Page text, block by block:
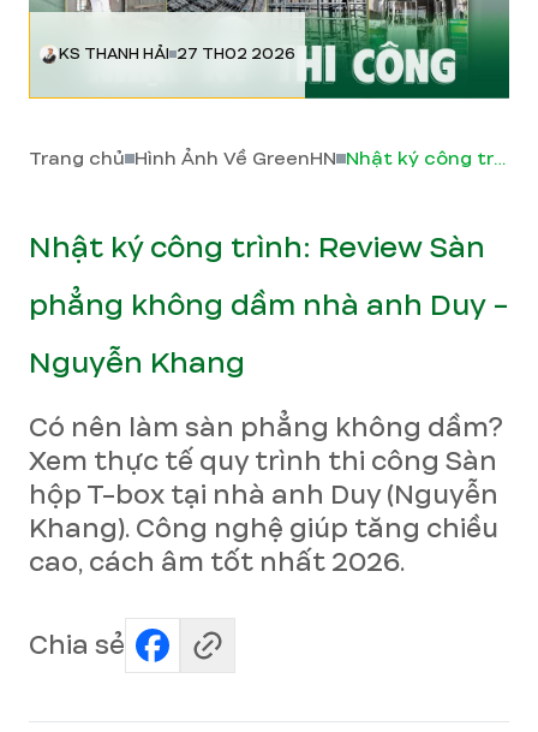
KS THANH HẢI 27 TH02 2026
Trang chủ Hình Ảnh Về GreenHN Nhật ký công trình: Review Sàn phẳng không dầm nhà anh Duy - Nguyễn Khang
Nhật ký công trình: Review Sàn
phẳng không dầm nhà anh Duy -
Nguyễn Khang
Có nên làm sàn phẳng không dầm?
Xem thực tế quy trình thi công Sàn
hộp T-box tại nhà anh Duy (Nguyễn
Khang). Công nghệ giúp tăng chiều
cao, cách âm tốt nhất 2026.
Chia sẻ